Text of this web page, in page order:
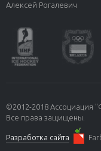
Алексей Рогалевич
©2012-2018 Ассоциация
Все права защищены.
Разработка сайта